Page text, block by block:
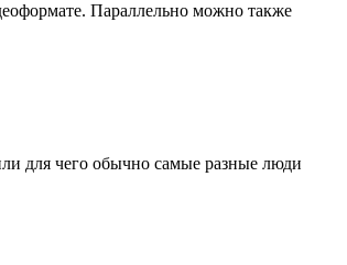
Параллельно можно также
для чего обычно самые разные люди